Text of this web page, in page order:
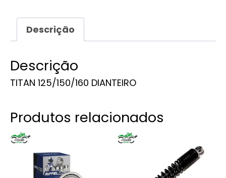
quantidade
Descrição
Descrição
TITAN 125/150/160 DIANTEIRO
Produtos relacionados